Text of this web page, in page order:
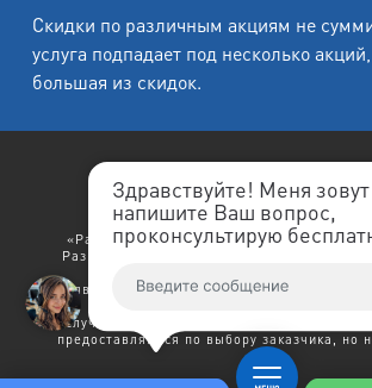
Здравствуйте! Меня
напишите Ваш вопрос,
проконсультирую
Скидки по различным акциям не
услуга подпадает под несколько
большая из скидок.
«Любеция - студия печати на
«Рафаэль студия печати», «Ленремонт»,
Разработка сайта: "
".
Заявленный выше текст не является
В случае возникновения права на несколько
предоставляются по выбору заказчика, но